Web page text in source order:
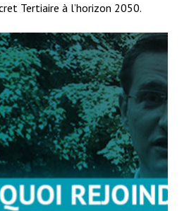
Tertiaire à l’horizon 2050.